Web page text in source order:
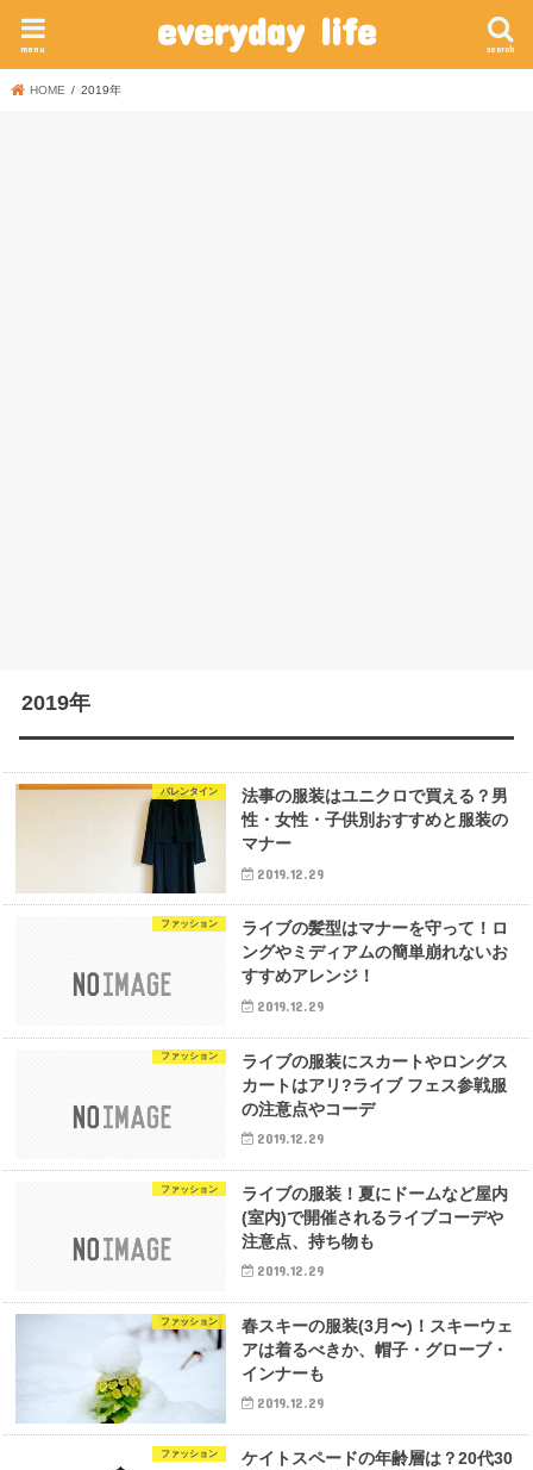
everyday life search
menu
HOME 2019年
2019年
バレンタイン
法事の服装はユニクロで買える？男
性・女性・子供別おすすめと服装の
マナー
2019.12.29
ファッション
ライブの髪型はマナーを守って！ロ
ングやミディアムの簡単崩れないお
すすめアレンジ！
2019.12.29
ファッション
ライブの服装にスカートやロングス
カートはアリ?ライブ フェス参戦服
の注意点やコーデ
2019.12.29
ファッション
ライブの服装！夏にドームなど屋内
(室内)で開催されるライブコーデや
注意点、持ち物も
2019.12.29
ファッション
春スキーの服装(3月〜)！スキーウェ
アは着るべきか、帽子・グローブ・
インナーも
2019.12.29
ファッション
ケイトスペードの年齢層は？20代30